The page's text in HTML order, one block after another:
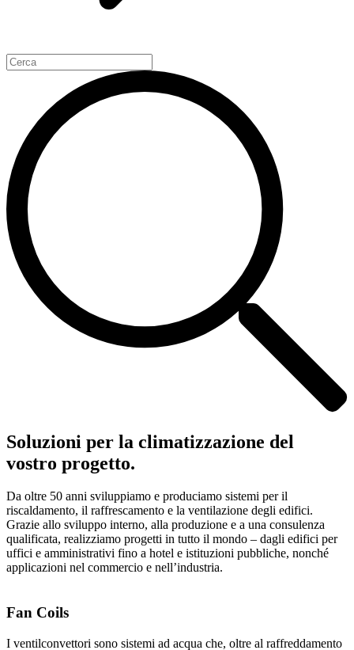
Soluzioni per la climatizzazione del
vostro progetto.
Da oltre 50 anni sviluppiamo e produciamo sistemi per il
riscaldamento, il raffrescamento e la ventilazione degli edifici.
Grazie allo sviluppo interno, alla produzione e a una consulenza
qualificata, realizziamo progetti in tutto il mondo – dagli edifici per
uffici e amministrativi fino a hotel e istituzioni pubbliche, nonché
applicazioni nel commercio e nell’industria.
Fan Coils
I ventilconvettori sono sistemi ad acqua che, oltre al raffreddamento